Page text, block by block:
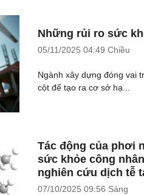
Những rủi ro sức
05/11/2025 04:49 Chiều
Ngành xây dựng đóng vai
cột để tạo ra cơ sở hạ...
Tác động của phơi
sức khỏe công
nghiên cứu dịch tễ
07/10/2025 09:56 Sáng